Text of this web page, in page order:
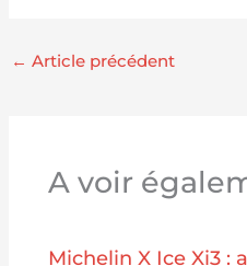
← Article précédent
A voir
Michelin X Ice Xi3 :